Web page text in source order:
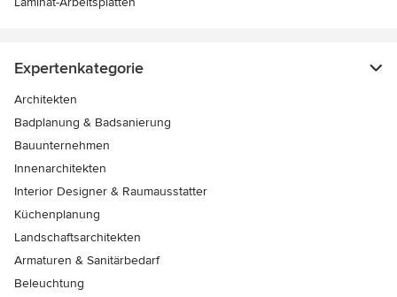
Expertenkategorie
Architekten
Badplanung & Badsanierung
Bauunternehmen
Innenarchitekten
Interior Designer & Raumausstatter
Küchenplanung
Landschaftsarchitekten
Armaturen & Sanitärbedarf
Beleuchtung